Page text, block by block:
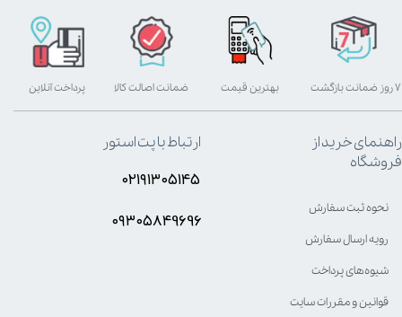
بهترین قیمت پرداخت آنلاین ۷ روز ضمانت بازگشت ضمانت اصالت کالا
راهنمای خرید از
فروشگاه
نحوه ثبت سفارش
رویه ارسال سفارش
شیوه‌های پرداخت
قوانین و مقررات سایت
ارتباط با پت استور
۰۲۱۹۱۳۰۵۱۴۵
۰۹۳۰۵8۴9696